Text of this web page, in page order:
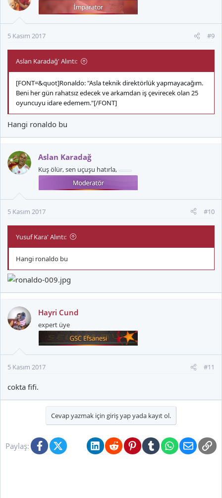
5 Kasım 2017 #9
Aslan Karadağ' Alıntı:
[FONT=&quot]Ronaldo: "Asla teknik direktörlük yapmayacağım.
Beni her gün rahatsız edecek ve arkamdan iş çevirecek olan 25
oyuncuyu idare edemem."[/FONT]
Hangi ronaldo bu
Aslan Karadağ
Kuş ölür, sen uçuşu hatırla,
5 Kasım 2017 #10
Yusuf Kara' Alıntı:
Hangi ronaldo bu
Hayri Cund
expert üye
5 Kasım 2017 #11
cokta fifi.
Cevap yazmak için giriş yap yada kayıt ol.
Paylaş: FacebookX (Twitter)BlueskyLinkedInRedditPinterestTumblrWhatsApp
E-posta